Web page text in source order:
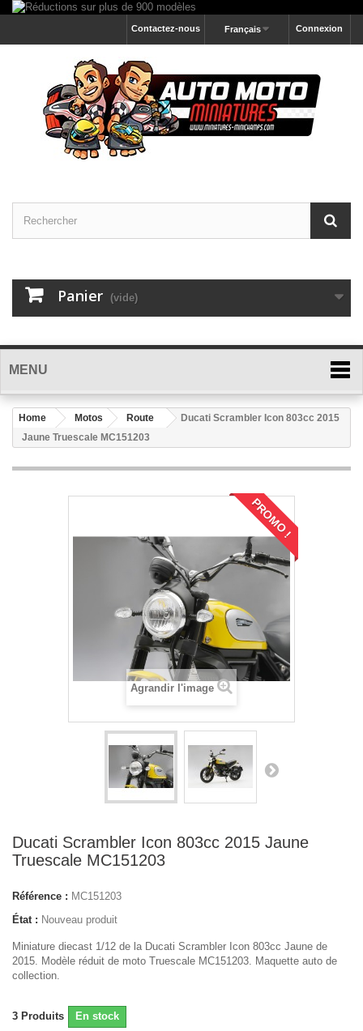
Connexion
Français
Contactez-nous
Panier (vide)
MENU
Home Motos Route
Ducati Scrambler Icon 803cc 2015
Jaune Truescale MC151203
PROMO !
Agrandir l'image
Ducati Scrambler Icon 803cc 2015 Jaune
Truescale MC151203
Référence : MC151203
État : Nouveau produit
Miniature diecast 1/12 de la Ducati Scrambler Icon 803cc Jaune de
2015. Modèle réduit de moto Truescale MC151203. Maquette auto de
collection.
3 Produits En stock